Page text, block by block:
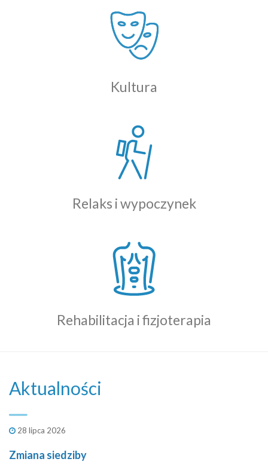
Kultura
Relaks i wypoczynek
Rehabilitacja i fizjoterapia
Aktualności
28 lipca 2026
Zmiana siedziby